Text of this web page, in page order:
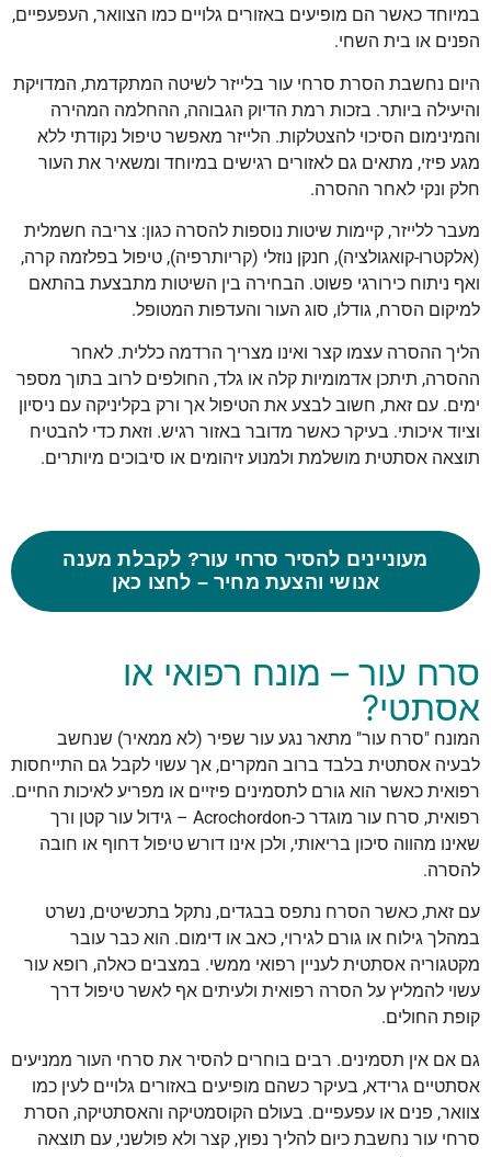
במיוחד כאשר הם מופיעים באזורים גלויים כמו הצוואר, העפעפיים,
הפנים או בית השחי.
היום נחשבת הסרת סרחי עור בלייזר לשיטה המתקדמת, המדויקת
והיעילה ביותר. בזכות רמת הדיוק הגבוהה, ההחלמה המהירה
והמינימום הסיכוי להצטלקות. הלייזר מאפשר טיפול נקודתי ללא
מגע פיזי, מתאים גם לאזורים רגישים במיוחד ומשאיר את העור
חלק ונקי לאחר ההסרה.
מעבר ללייזר, קיימות שיטות נוספות להסרה כגון: צריבה חשמלית
(אלקטרו-קואגולציה), חנקן נוזלי (קריותרפיה), טיפול בפלזמה קרה,
ואף ניתוח כירורגי פשוט. הבחירה בין השיטות מתבצעת בהתאם
למיקום הסרח, גודלו, סוג העור והעדפות המטופל.
הליך ההסרה עצמו קצר ואינו מצריך הרדמה כללית. לאחר
ההסרה, תיתכן אדמומיות קלה או גלד, החולפים לרוב בתוך מספר
ימים. עם זאת, חשוב לבצע את הטיפול אך ורק בקליניקה עם ניסיון
וציוד איכותי. בעיקר כאשר מדובר באזור רגיש. וזאת כדי להבטיח
תוצאה אסתטית מושלמת ולמנוע זיהומים או סיבוכים מיותרים.
מעוניינים להסיר סרחי עור? לקבלת מענה
אנושי והצעת מחיר – לחצו כאן
סרח עור – מונח רפואי או
אסתטי?
המונח "סרח עור" מתאר נגע עור שפיר (לא ממאיר) שנחשב
לבעיה אסתטית בלבד ברוב המקרים, אך עשוי לקבל גם התייחסות
רפואית כאשר הוא גורם לתסמינים פיזיים או מפריע לאיכות החיים.
רפואית, סרח עור מוגדר כ-Acrochordon – גידול עור קטן ורך
שאינו מהווה סיכון בריאותי, ולכן אינו דורש טיפול דחוף או חובה
להסרה.
עם זאת, כאשר הסרח נתפס בבגדים, נתקל בתכשיטים, נשרט
במהלך גילוח או גורם לגירוי, כאב או דימום. הוא כבר עובר
מקטגוריה אסתטית לעניין רפואי ממשי. במצבים כאלה, רופא עור
עשוי להמליץ על הסרה רפואית ולעיתים אף לאשר טיפול דרך
קופת החולים.
גם אם אין תסמינים. רבים בוחרים להסיר את סרחי העור ממניעים
אסתטיים גרידא, בעיקר כשהם מופיעים באזורים גלויים לעין כמו
צוואר, פנים או עפעפיים. בעולם הקוסמטיקה והאסתטיקה, הסרת
סרחי עור נחשבת כיום להליך נפוץ, קצר ולא פולשני, עם תוצאה